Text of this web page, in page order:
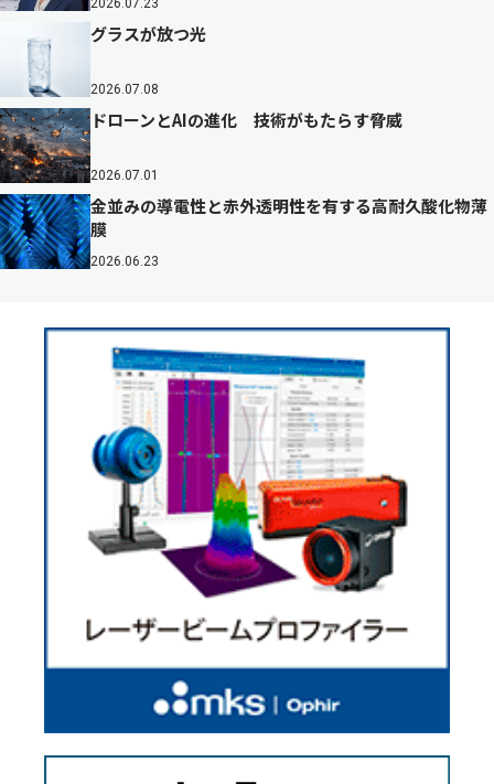
2026.07.23
グラスが放つ光
2026.07.08
ドローンとAIの進化 技術がもたらす脅威
2026.07.01
金並みの導電性と赤外透明性を有する高耐久酸化物薄
膜
2026.06.23